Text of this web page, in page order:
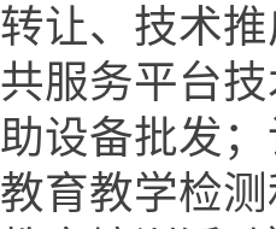
转让、技术
共服务平台
助设备批发
教育教学检